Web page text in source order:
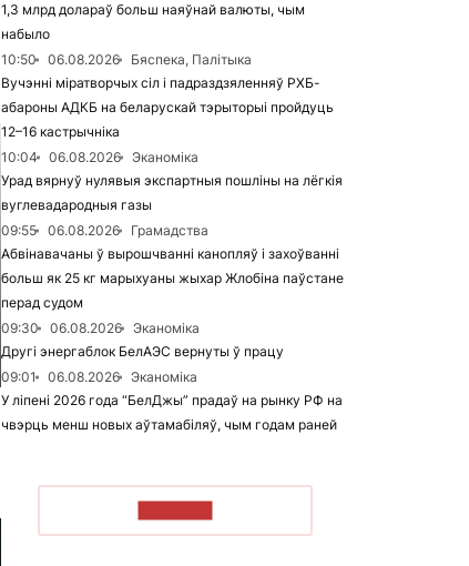
1,3 млрд долараў больш наяўнай валюты, чым
набыло
10:50
06.08.2026
Бяспека, Палітыка
Вучэнні міратворчых сіл і падраздзяленняў РХБ-
абароны АДКБ на беларускай тэрыторыі пройдуць
12–16 кастрычніка
10:04
06.08.2026
Эканоміка
Урад вярнуў нулявыя экспартныя пошліны на лёгкія
вуглевадародныя газы
09:55
06.08.2026
Грамадства
Абвінавачаны ў вырошчванні канопляў і захоўванні
больш як 25 кг марыхуаны жыхар Жлобіна паўстане
перад судом
09:30
06.08.2026
Эканоміка
Другі энергаблок БелАЭС вернуты ў працу
09:01
06.08.2026
Эканоміка
У ліпені 2026 года “БелДжы” прадаў на рынку РФ на
чвэрць менш новых аўтамабіляў, чым годам раней